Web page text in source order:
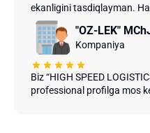
ekanligini tasdiqlayman.
xodimlari yuklatilgan
professionallik, ijodkorlik va
"OZ-LEK"
Kompaniya
Biz “HIGH SPEED
professional profilga mos